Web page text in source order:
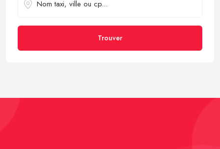
Trouver